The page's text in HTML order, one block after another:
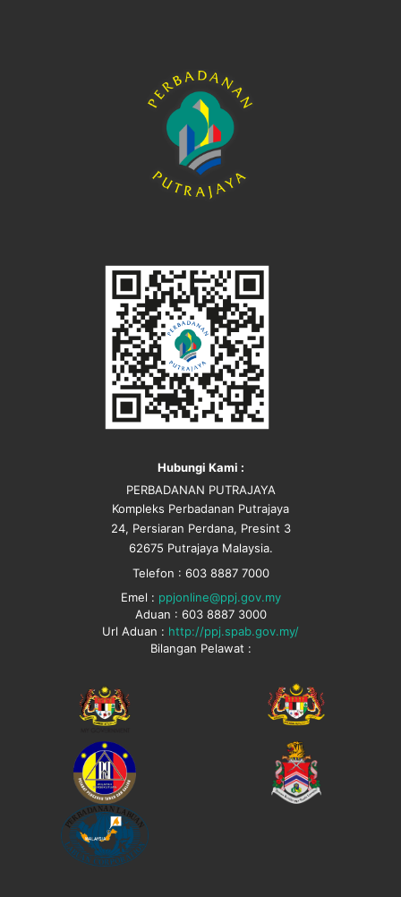
Hubungi Kami :
PERBADANAN PUTRAJAYA
Kompleks Perbadanan Putrajaya
24, Persiaran Perdana, Presint 3
62675 Putrajaya Malaysia.
Telefon : 603 8887 7000
Emel : ppjonline@ppj.gov.my
Aduan : 603 8887 3000
Url Aduan : http://ppj.spab.gov.my/
Bilangan Pelawat :